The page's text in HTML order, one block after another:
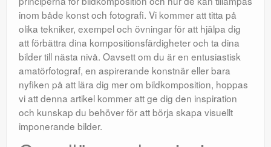
inom både konst och fotografi. Vi kommer att titta på
olika tekniker, exempel och övningar för att hjälpa dig
att förbättra dina kompositionsfärdigheter och ta dina
bilder till nästa nivå. Oavsett om du är en entusiastisk
amatörfotograf, en aspirerande konstnär eller bara
nyfiken på att lära dig mer om bildkomposition, hoppas
vi att denna artikel kommer att ge dig den inspiration
och kunskap du behöver för att börja skapa visuellt
imponerande bilder.